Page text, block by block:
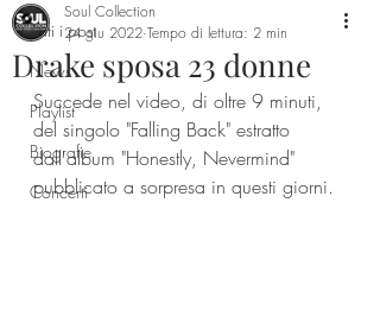
Tutti i post
News
Playlist
Biografie
Concerti
Drake sposa 23 donne
Soul Collection
24 giu 2022 Tempo di lettura: 2 min
Succede nel video, di oltre 9 minuti,
del singolo "Falling Back" estratto
dall'album "Honestly, Nevermind"
pubblicato a sorpresa in questi giorni.